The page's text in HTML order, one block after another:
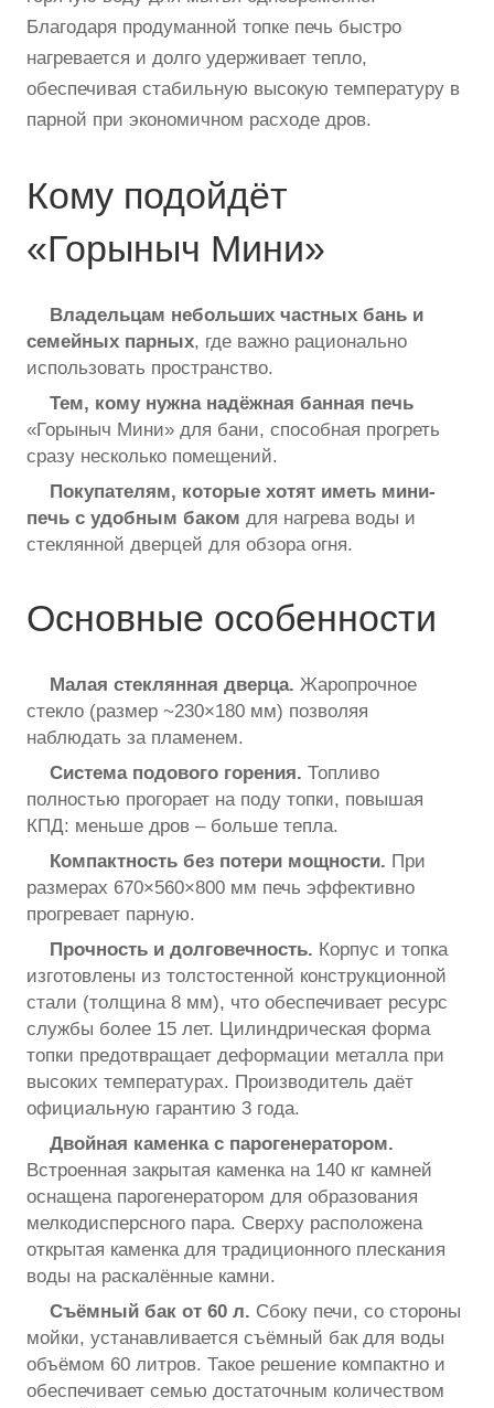
Благодаря продуманной топке печь быстро
нагревается и долго удерживает тепло,
обеспечивая стабильную высокую температуру в
парной при экономичном расходе дров.
Кому подойдёт
«Горыныч Мини»
Владельцам небольших частных бань и
семейных парных, где важно рационально
использовать пространство.
Тем, кому нужна надёжная банная печь
«Горыныч Мини» для бани, способная прогреть
сразу несколько помещений.
Покупателям, которые хотят иметь мини-
печь с удобным баком для нагрева воды и
стеклянной дверцей для обзора огня.
Основные особенности
Малая стеклянная дверца. Жаропрочное
стекло (размер ~230×180 мм) позволяя
наблюдать за пламенем.
Система подового горения. Топливо
полностью прогорает на поду топки, повышая
КПД: меньше дров – больше тепла.
Компактность без потери мощности. При
размерах 670×560×800 мм печь эффективно
прогревает парную.
Прочность и долговечность. Корпус и топка
изготовлены из толстостенной конструкционной
стали (толщина 8 мм), что обеспечивает ресурс
службы более 15 лет. Цилиндрическая форма
топки предотвращает деформации металла при
высоких температурах. Производитель даёт
официальную гарантию 3 года.
Двойная каменка с парогенератором.
Встроенная закрытая каменка на 140 кг камней
оснащена парогенератором для образования
мелкодисперсного пара. Сверху расположена
открытая каменка для традиционного плескания
воды на раскалённые камни.
Съёмный бак от 60 л. Сбоку печи, со стороны
мойки, устанавливается съёмный бак для воды
объёмом 60 литров. Такое решение компактно и
обеспечивает семью достаточным количеством